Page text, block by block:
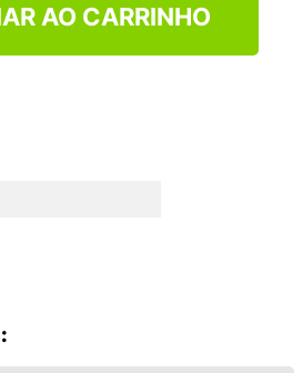
AO CARRINHO